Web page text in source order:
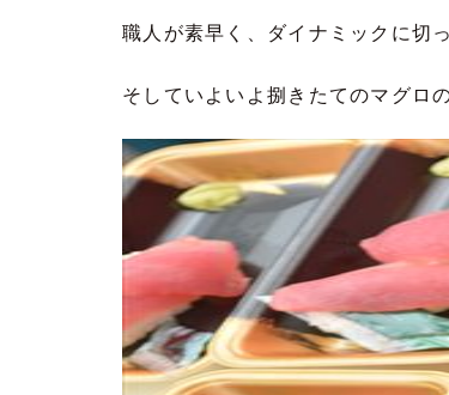
職人が素早く、ダイナミックに切
そしていよいよ捌きたてのマグロ